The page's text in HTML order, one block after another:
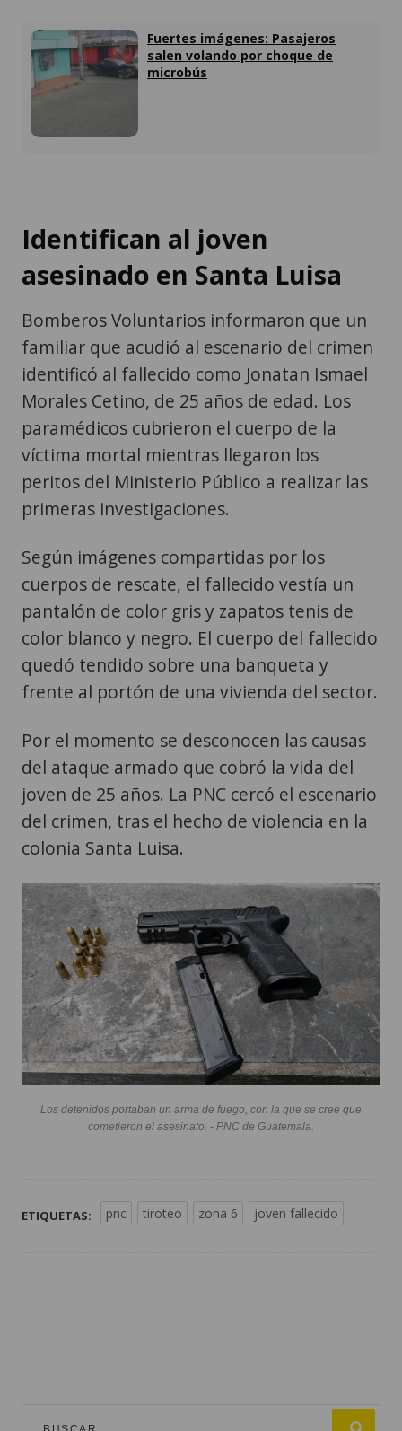
Fuertes imágenes: Pasajeros
salen volando por choque de
microbús
Identifican al joven
asesinado en Santa Luisa
Bomberos Voluntarios informaron que un
familiar que acudió al escenario del crimen
identificó al fallecido como Jonatan Ismael
Morales Cetino, de 25 años de edad. Los
paramédicos cubrieron el cuerpo de la
víctima mortal mientras llegaron los
peritos del Ministerio Público a realizar las
primeras investigaciones.
Según imágenes compartidas por los
cuerpos de rescate, el fallecido vestía un
pantalón de color gris y zapatos tenis de
color blanco y negro. El cuerpo del fallecido
quedó tendido sobre una banqueta y
frente al portón de una vivienda del sector.
Por el momento se desconocen las causas
del ataque armado que cobró la vida del
joven de 25 años. La PNC cercó el escenario
del crimen, tras el hecho de violencia en la
colonia Santa Luisa.
Los detenidos portaban un arma de fuego, con la que se cree que
cometieron el asesinato. - PNC de Guatemala.
ETIQUETAS: pnc tiroteo zona 6 joven fallecido